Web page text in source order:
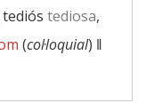
tediós tediosa,
(col·loquial) ‖